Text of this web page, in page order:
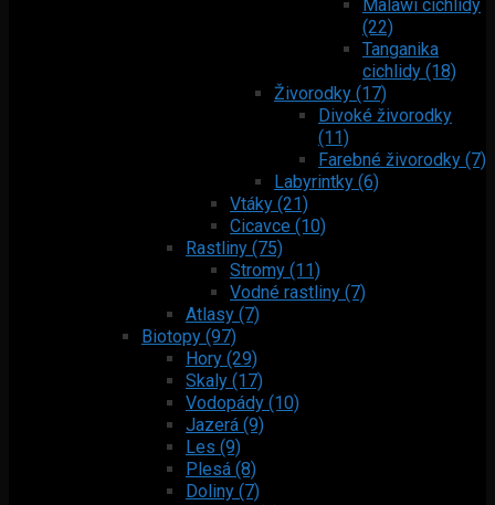
Malawi cichlidy
(22)
Tanganika
cichlidy (18)
Živorodky (17)
Divoké živorodky
(11)
Farebné živorodky (7)
Labyrintky (6)
Vtáky (21)
Cicavce (10)
Rastliny (75)
Stromy (11)
Vodné rastliny (7)
Atlasy (7)
Biotopy (97)
Hory (29)
Skaly (17)
Vodopády (10)
Jazerá (9)
Les (9)
Plesá (8)
Doliny (7)